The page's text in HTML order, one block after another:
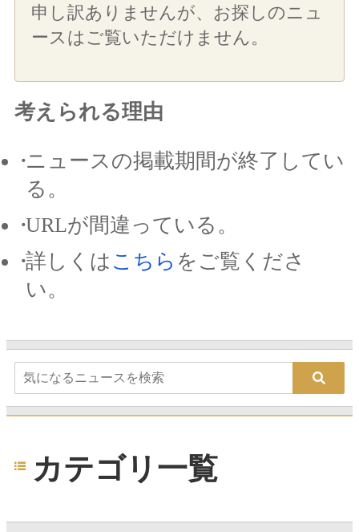
申し訳ありませんが、お探しのニュ
ースはご覧いただけません。
考えられる理由
ニュースの掲載期間が終了してい
る。
URLが間違っている。
詳しくは こちら をご覧くださ
い。
カテゴリ一覧